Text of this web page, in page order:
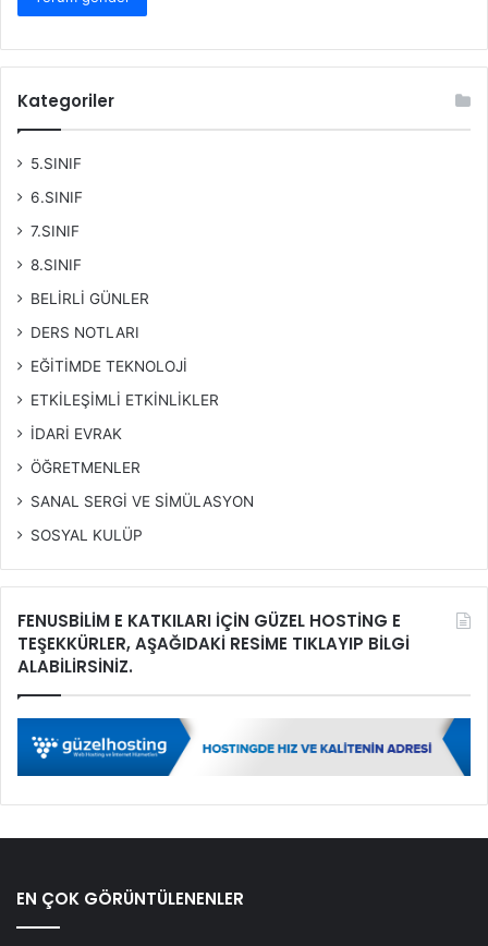
Kategoriler
5.SINIF
6.SINIF
7.SINIF
8.SINIF
BELİRLİ GÜNLER
DERS NOTLARI
EĞİTİMDE TEKNOLOJİ
ETKİLEŞİMLİ ETKİNLİKLER
İDARİ EVRAK
ÖĞRETMENLER
SANAL SERGİ VE SİMÜLASYON
SOSYAL KULÜP
FENUSBİLİM E KATKILARI İÇİN GÜZEL HOSTİNG E
TEŞEKKÜRLER, AŞAĞIDAKİ RESİME TIKLAYIP BİLGİ
ALABİLİRSİNİZ.
EN ÇOK GÖRÜNTÜLENENLER